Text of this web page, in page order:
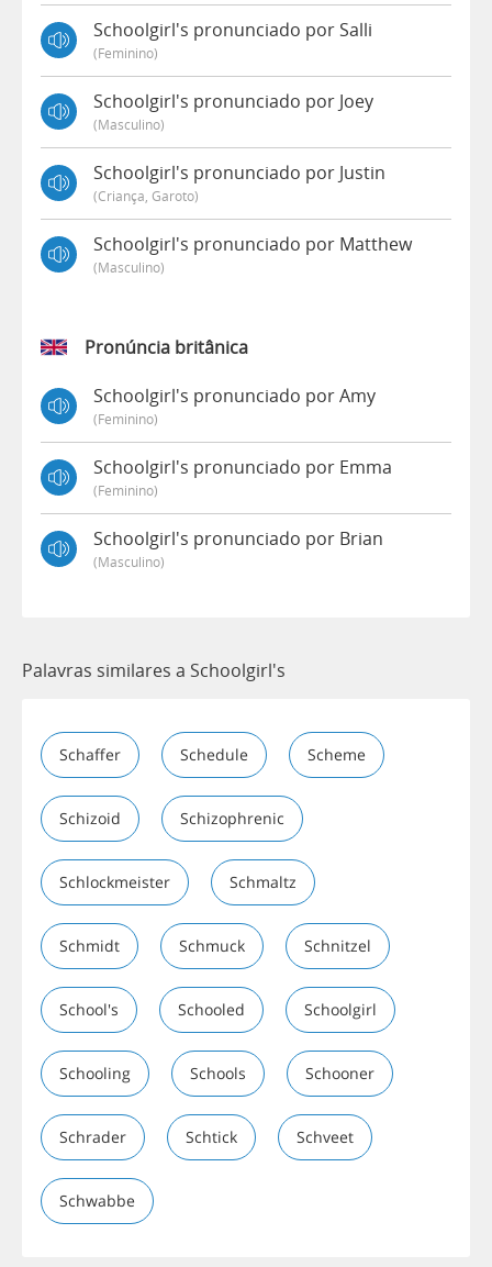
Schoolgirl's pronunciado por Salli
(feminino)
Schoolgirl's pronunciado por Joey
(masculino)
Schoolgirl's pronunciado por Justin
(criança, Garoto)
Schoolgirl's pronunciado por Matthew
(masculino)
Pronúncia britânica
Schoolgirl's pronunciado por Amy
(feminino)
Schoolgirl's pronunciado por Emma
(feminino)
Schoolgirl's pronunciado por Brian
(masculino)
Palavras similares a Schoolgirl's
Schaffer Schedule Scheme
Schizoid Schizophrenic
Schlockmeister Schmaltz
Schmidt Schmuck Schnitzel
School's Schooled Schoolgirl
Schooling Schools Schooner
Schrader Schtick Schveet
Schwabbe